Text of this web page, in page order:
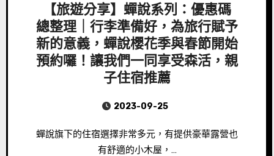
【旅遊分享】蟬說系列：優惠碼
總整理｜行李準備好，為旅行賦予
新的意義，蟬說櫻花季與春節開始
預約囉！讓我們一同享受森活，親
子住宿推薦
2023-09-25
蟬說旗下的住宿選擇非常多元，有提供豪華露營也
有舒適的小木屋，…